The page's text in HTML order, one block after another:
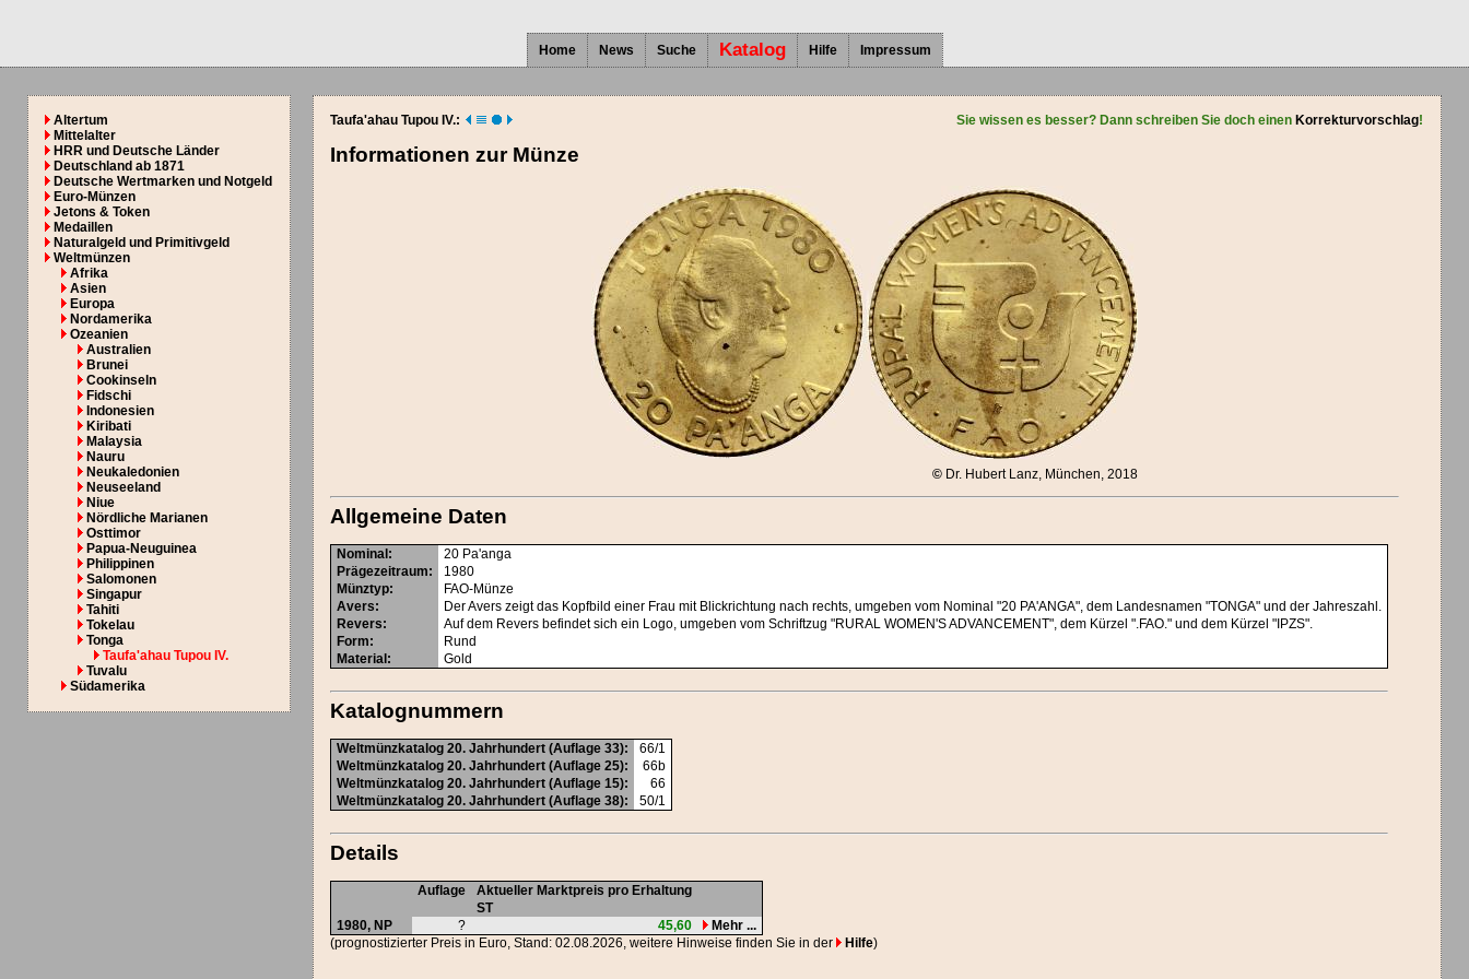
Home News Suche Katalog Hilfe Impressum
Altertum
Mittelalter
HRR und Deutsche Länder
Deutschland ab 1871
Deutsche Wertmarken und Notgeld
Euro-Münzen
Jetons & Token
Medaillen
Naturalgeld und Primitivgeld
Weltmünzen
Afrika
Asien
Europa
Nordamerika
Ozeanien
Australien
Brunei
Cookinseln
Fidschi
Indonesien
Kiribati
Malaysia
Nauru
Neukaledonien
Neuseeland
Niue
Nördliche Marianen
Osttimor
Papua-Neuguinea
Philippinen
Salomonen
Singapur
Tahiti
Tokelau
Tonga
Taufa'ahau Tupou IV.
Tuvalu
Südamerika
Taufa'ahau Tupou IV.: Sie wissen es besser? Dann schreiben Sie doch einen Korrekturvorschlag!
Informationen zur Münze
© Dr. Hubert Lanz, München, 2018
Allgemeine Daten
Nominal :
20 Pa'anga
Prägezeitraum:
1980
Münztyp:
FAO-Münze
Avers:
Der Avers zeigt das Kopfbild einer Frau mit Blickrichtung nach rechts, umgeben vom Nominal "20 PA'ANGA", dem Landesnamen "TONGA" und der Jahreszahl.
Revers:
Auf dem Revers befindet sich ein Logo, umgeben vom Schriftzug "RURAL WOMEN'S ADVANCEMENT", dem Kürzel ".FAO." und dem Kürzel "IPZS".
Form:
Rund
Material : Gold
Katalognummern
Weltmünzkatalog 20. Jahrhundert (Auflage 33):
66/1
Weltmünzkatalog 20. Jahrhundert (Auflage 25):
66b
Weltmünzkatalog 20. Jahrhundert (Auflage 15):
66
Weltmünzkatalog 20. Jahrhundert (Auflage 38):
50/1
Details
Auflage
Aktueller Marktpreis pro Erhaltung
ST
1980, NP ? 45,60
Mehr ...
(prognostizierter Preis in Euro, Stand: 02.08.2026, weitere Hinweise finden Sie in der
Hilfe)